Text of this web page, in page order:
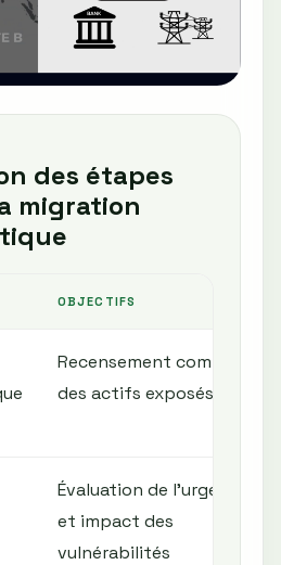
des étapes
migration
OBJECTIFS
Recensement complet
des actifs exposés
Évaluation de l’urgence
et impact des
vulnérabilités